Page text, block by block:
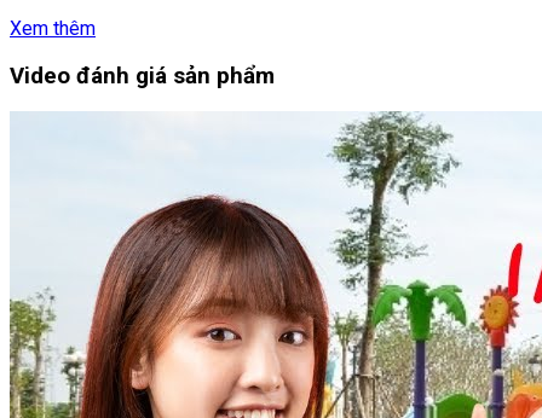
Xem thêm
Video đánh giá sản phẩm